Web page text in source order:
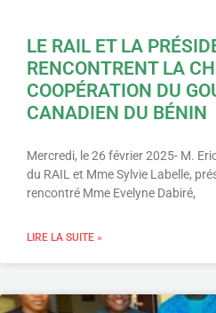
LE RAIL ET LA
RENCONTRENT LA
COOPÉRATION DU
CANADIEN DU BÉNIN
Mercredi, le 26 février 2025- M.
du RAIL et Mme Sylvie Labelle,
rencontré Mme Evelyne Dabiré,
LIRE LA SUITE »